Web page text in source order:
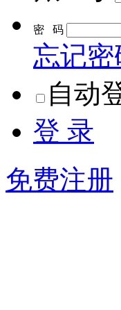
密 码
忘记密
自动
登 录
免费注册